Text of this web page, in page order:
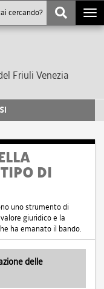
Friuli Venezia
DI
uno strumento di
giuridico e la
ha emanato il bando.
delle